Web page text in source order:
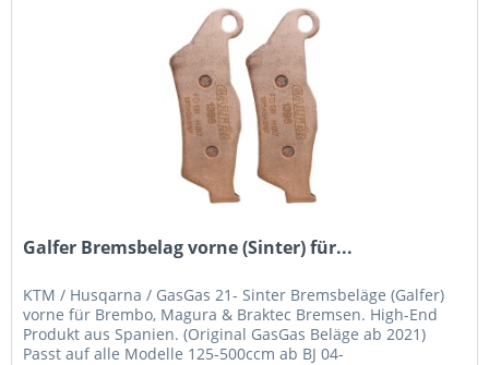
Galfer Bremsbelag vorne (Sinter) für...
KTM / Husqarna / GasGas 21- Sinter Bremsbeläge (Galfer)
vorne für Brembo, Magura & Braktec Bremsen. High-End
Produkt aus Spanien. (Original GasGas Beläge ab 2021)
Passt auf alle Modelle 125-500ccm ab BJ 04-